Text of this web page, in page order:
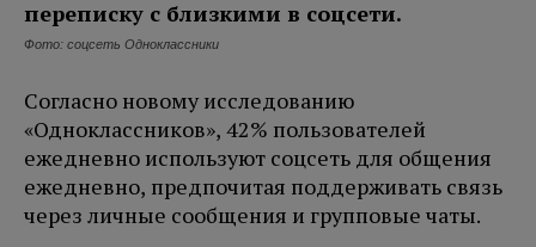
Фото: соцсеть Одноклассники
Согласно новому исследованию
«Одноклассников», 42% пользователей
ежедневно используют соцсеть для общения
ежедневно, предпочитая поддерживать связь
через личные сообщения и групповые чаты.